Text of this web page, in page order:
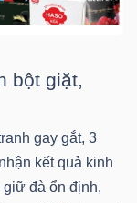
bột giặt,
gay gắt, 3
kết quả kinh
giữ đà ổn định,